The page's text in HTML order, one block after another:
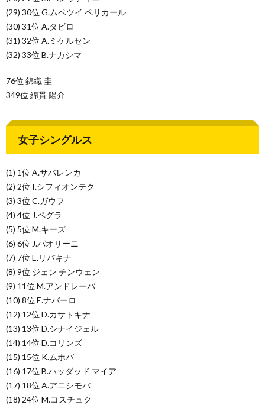
(29) 30位 G.ムペツイ ペリカール
(30) 31位 A.タビロ
(31) 32位 A.ミケルセン
(32) 33位 B.ナカシマ
76位 錦織 圭
349位 綿貫 陽介
女子シングルス
(1) 1位 A.サバレンカ
(2) 2位 I.シフィオンテク
(3) 3位 C.ガウフ
(4) 4位 J.ペグラ
(5) 5位 M.キーズ
(6) 6位 J.パオリーニ
(7) 7位 E.リバキナ
(8) 9位 ジェン チンウェン
(9) 11位 M.アンドレーバ
(10) 8位 E.ナバーロ
(12) 12位 D.カサトキナ
(13) 13位 D.シナイジェル
(14) 14位 D.コリンズ
(15) 15位 K.ムホバ
(16) 17位 B.ハッダッド マイア
(17) 18位 A.アニシモバ
(18) 24位 M.コスチュク